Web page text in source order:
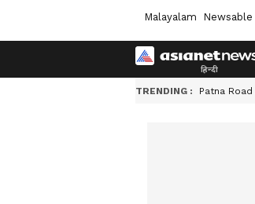
Malayalam Newsable
TRENDING : Patna